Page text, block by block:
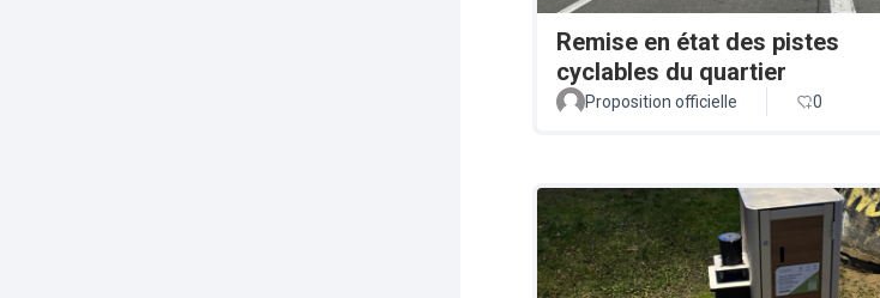
Remise en état des pistes
cyclables du quartier
Proposition officielle 0